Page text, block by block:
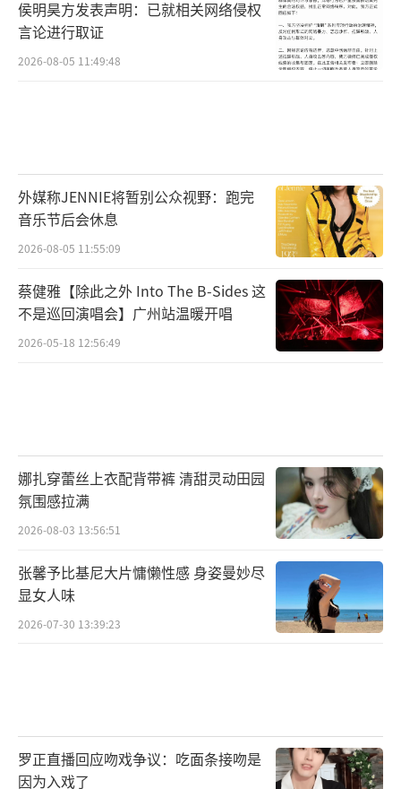
侯明昊方发表声明：已就相关网络侵权
言论进行取证
2026-08-05 11:49:48
外媒称JENNIE将暂别公众视野：跑完
音乐节后会休息
2026-08-05 11:55:09
蔡健雅【除此之外 Into The B-Sides 这
不是巡回演唱会】广州站温暖开唱
2026-05-18 12:56:49
娜扎穿蕾丝上衣配背带裤 清甜灵动田园
氛围感拉满
2026-08-03 13:56:51
张馨予比基尼大片慵懒性感 身姿曼妙尽
显女人味
2026-07-30 13:39:23
罗正直播回应吻戏争议：吃面条接吻是
因为入戏了